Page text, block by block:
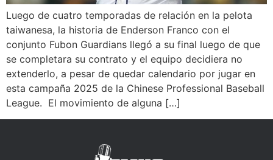
Luego de cuatro temporadas de relación en la pelota
taiwanesa, la historia de Enderson Franco con el
conjunto Fubon Guardians llegó a su final luego de que
se completara su contrato y el equipo decidiera no
extenderlo, a pesar de quedar calendario por jugar en
esta campaña 2025 de la Chinese Professional Baseball
League. El movimiento de alguna […]